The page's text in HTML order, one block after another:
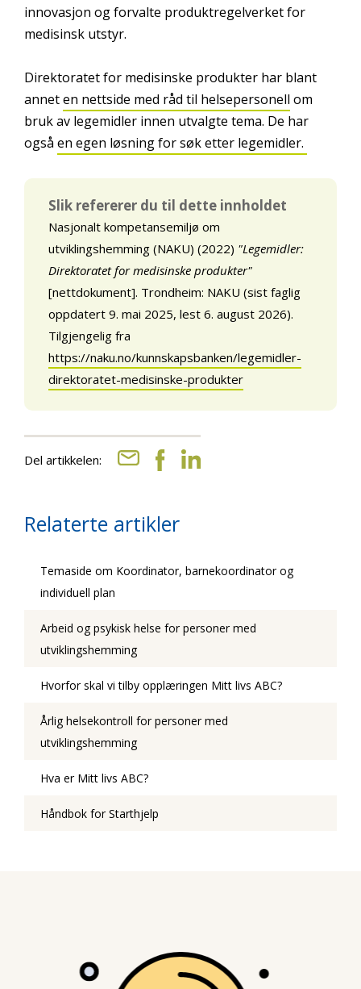
innovasjon og forvalte produktregelverket for
medisinsk utstyr.
Direktoratet for medisinske produkter har blant
anneten nettside med råd til helsepersonell om
bruk av legemidler innen utvalgte tema. De har
også en egen løsning for søk etter legemidler.
Slik refererer du til dette innholdet
Nasjonalt kompetansemiljø om
utviklingshemming (NAKU) (2022) "Legemidler:
Direktoratet for medisinske produkter"
[nettdokument]. Trondheim: NAKU (sist faglig
oppdatert 9. mai 2025, lest 6. august 2026).
Tilgjengelig fra
https://naku.no/kunnskapsbanken/legemidler-
direktoratet-medisinske-produkter
Del artikkelen:
Relaterte artikler
Temaside om Koordinator, barnekoordinator og
individuell plan
Arbeid og psykisk helse for personer med
utviklingshemming
Hvorfor skal vi tilby opplæringen Mitt livs ABC?
Årlig helsekontroll for personer med
utviklingshemming
Hva er Mitt livs ABC?
Håndbok for Starthjelp